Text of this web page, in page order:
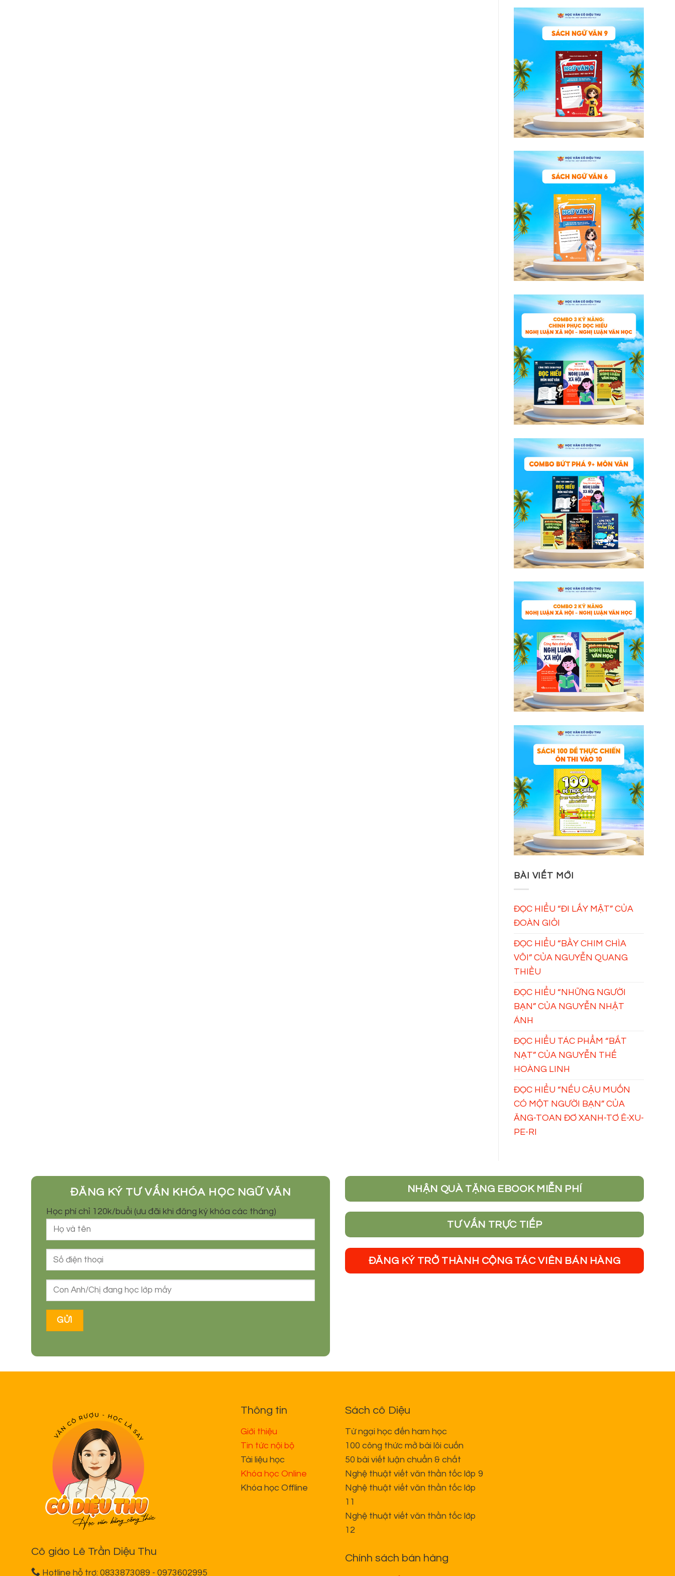
BÀI VIẾT MỚI
ĐỌC HIỂU “ĐI LẤY MẬT” CỦA
ĐOÀN GIỎI
ĐỌC HIỂU “BẦY CHIM CHÌA
VÔI” CỦA NGUYỄN QUANG
THIỀU
ĐỌC HIỂU “NHỮNG NGƯỜI
BẠN” CỦA NGUYỄN NHẬT
ÁNH
ĐỌC HIỂU TÁC PHẨM “BẮT
NẠT” CỦA NGUYỄN THẾ
HOÀNG LINH
ĐỌC HIỂU “NẾU CẬU MUỐN
CÓ MỘT NGƯỜI BẠN” CỦA
ĂNG-TOAN ĐƠ XANH-TƠ Ê-XU-
PE-RI
ĐĂNG KÝ TƯ VẤN KHÓA HỌC NGỮ VĂN
Học phí chỉ 120k/buổi (ưu đãi khi đăng ký khóa các tháng)
NHẬN QUÀ TẶNG EBOOK MIỄN PHÍ
TƯ VẤN TRỰC TIẾP
ĐĂNG KÝ TRỞ THÀNH CỘNG TÁC VIÊN BÁN HÀNG
Cô giáo Lê Trần Diệu Thu
Hotline hỗ trợ: 0833873089 - 0973602995
Thông tin
Giới thiệu
Tin tức nội bộ
Tài liệu học
Khóa học Online
Khóa học Offline
Sách cô Diệu
Từ ngại học đến ham học
100 công thức mở bài lôi cuốn
50 bài viết luận chuẩn & chất
Nghệ thuật viết văn thần tốc lớp 9
Nghệ thuật viết văn thần tốc lớp
11
Nghệ thuật viết văn thần tốc lớp
12
Chính sách bán hàng